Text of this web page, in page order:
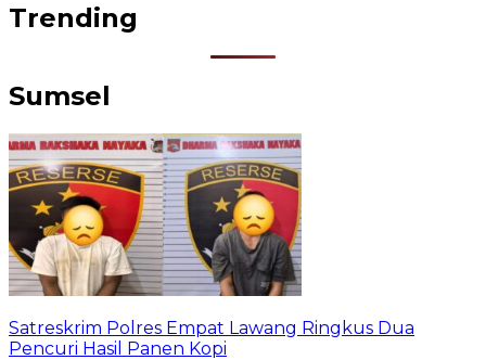
Trending
Sumsel
Satreskrim Polres Empat Lawang Ringkus Dua
Pencuri Hasil Panen Kopi